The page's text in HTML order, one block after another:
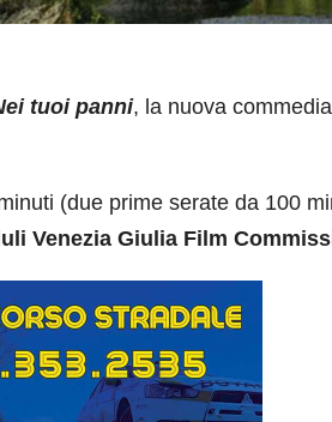
tuoi panni, la nuova
(due prime serate da 100
Venezia Giulia Film